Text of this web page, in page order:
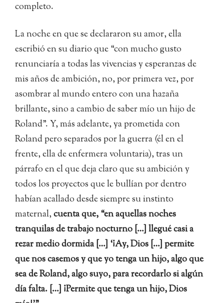
completo.
La noche en que se declararon su amor, ella
escribió en su diario que “con mucho gusto
renunciaría a todas las vivencias y esperanzas de
mis años de ambición, no, por primera vez, por
asombrar al mundo entero con una hazaña
brillante, sino a cambio de saber mío un hijo de
Roland”. Y, más adelante, ya prometida con
Roland pero separados por la guerra (él en el
frente, ella de enfermera voluntaria), tras un
párrafo en el que deja claro que su ambición y
todos los proyectos que le bullían por dentro
habían acallado desde siempre su instinto
maternal,cuenta que, “en aquellas noches
tranquilas de trabajo nocturno […] llegué casi a
rezar medio dormida […] ‘¡Ay, Dios […] permite
que nos casemos y que yo tenga un hijo, algo que
sea de Roland, algo suyo, para recordarlo si algún
día falta. […] ¡Permite que tenga un hijo, Dios